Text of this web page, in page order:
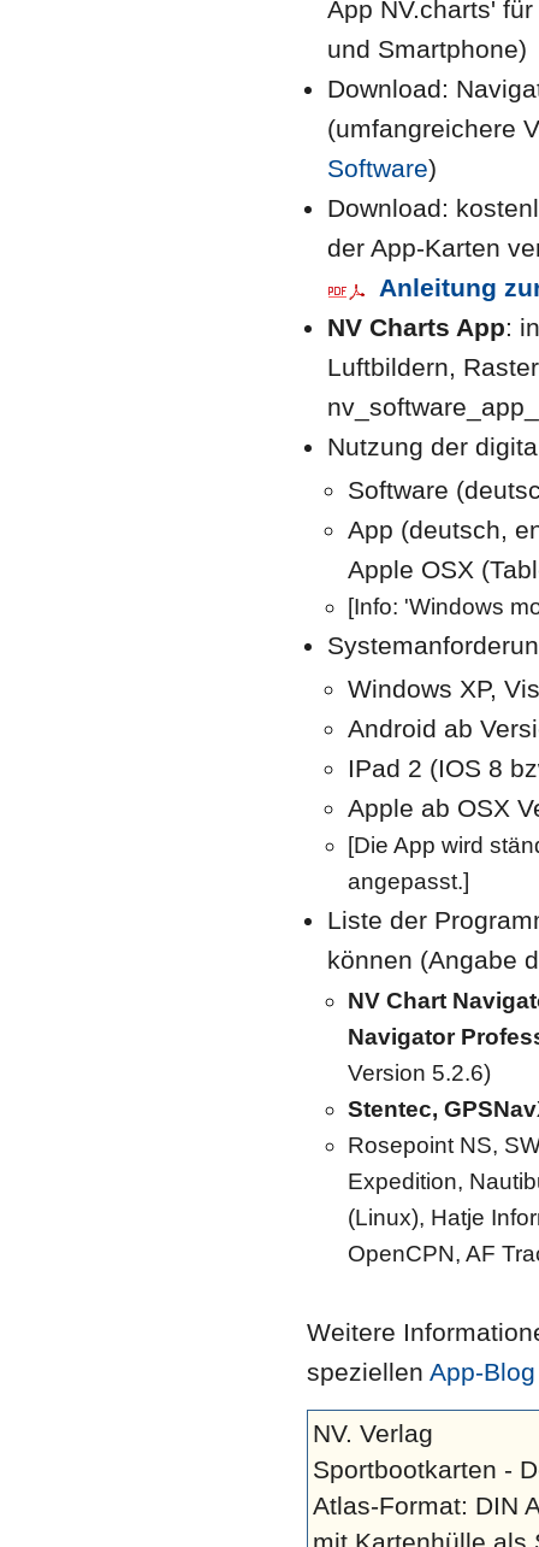
App NV.charts' für
und Smartphone)
Download:
(umfangreichere
Software)
Download:
der App-Karten
Anleitung
NV Charts App:
Luftbildern,
Nutzung der
Software
App (deutsch,
Apple OSX
[Info: 'Windows
Windows XP,
Android ab
IPad 2 (IOS 8
Apple ab OSX
[Die App wird
angepasst.]
Liste der
können (Angabe
NV Chart
Navigator
Version 5.2.6)
Stentec,
Rosepoint NS,
Expedition,
(Linux), Hatje
OpenCPN, AF
Weitere
speziellen App-
NV. Verlag
Sportbootkarten -
Atlas-Format: DIN
mit Kartenhülle als